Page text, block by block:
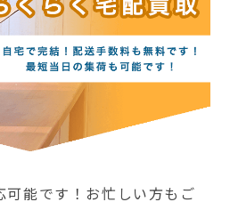
能です！お忙しい方もご